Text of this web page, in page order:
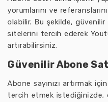
yorumlarını ve
olabilir. Bu şekilde,
sitelerini tercih ederek
artırabilirsiniz.
Güvenilir Abone
Abone sayınızı artırmak
tercih etmek istediğinizde,